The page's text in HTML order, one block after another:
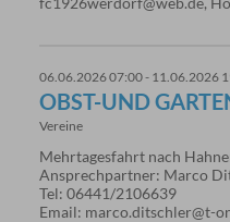
06.06.2026 07:00 - 11.06.2026
OBST-UND
Vereine
Mehrtagesfahrt nach
Ansprechpartner: Marco
Tel: 06441/2106639
Email: marco.ditschler@t-